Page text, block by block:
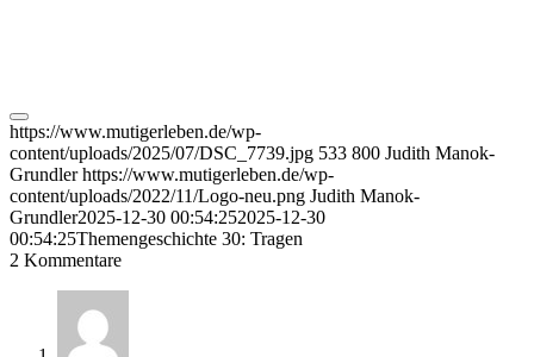
https://www.mutigerleben.de/wp-
content/uploads/2025/07/DSC_7739.jpg 533 800 Judith Manok-
Grundler https://www.mutigerleben.de/wp-
content/uploads/2022/11/Logo-neu.png Judith Manok-
Grundler2025-12-30 00:54:252025-12-30
00:54:25Themengeschichte 30: Tragen
2 Kommentare